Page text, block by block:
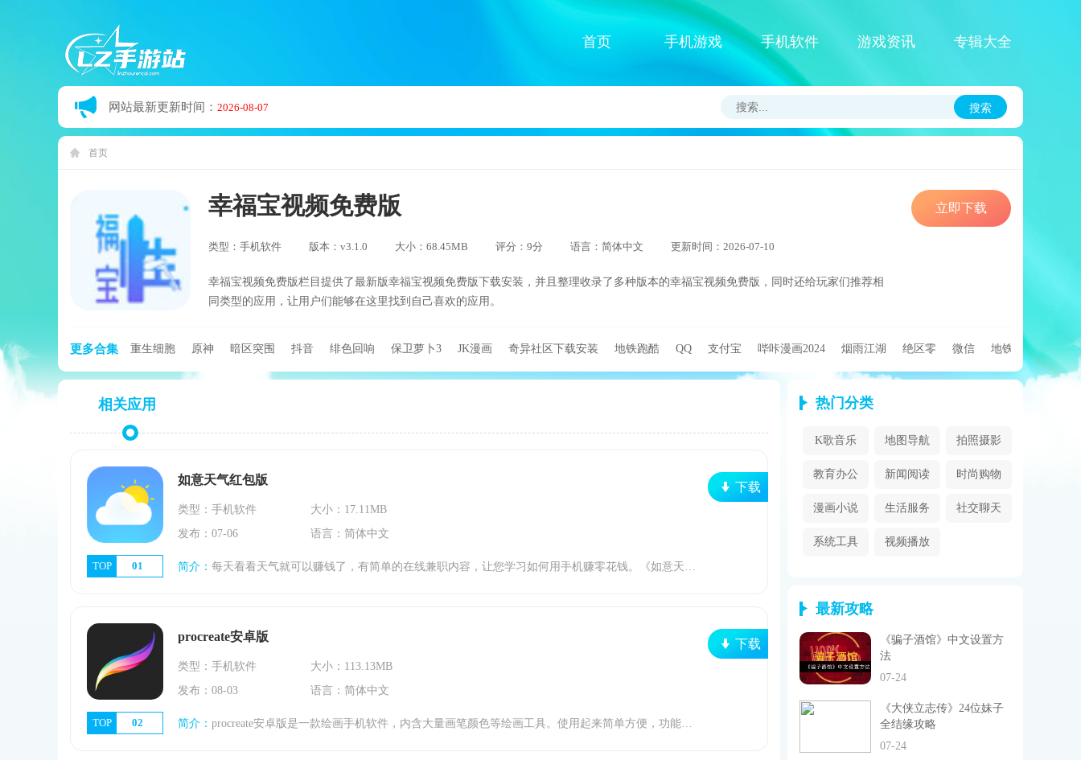
首页 手机游戏 手机软件 游戏资讯 专辑大全
网站最新更新时间： 2026-08-07 搜索
首页
幸福宝视频免费版
类型：手机软件 版本：v3.1.0 大小：68.45MB 评分：9分 语言：简体中文 更新时间：2026-07-10
幸福宝视频免费版栏目提供了最新版幸福宝视频免费版下载安装，并且整理收录了多种版本的幸福宝视频免费版，同时还给玩家们推荐相
同类型的应用，让用户们能够在这里找到自己喜欢的应用。
立即下载
更多合集 重生细胞 原神 暗区突围 抖音 绯色回响 保卫萝卜3 JK漫画 奇异社区下载安装 地铁跑酷 QQ 支付宝 哔咔漫画2024 烟雨江湖 绝区零 微信 地铁逃生辅助器
相关应用
TOP 01
如意天气红包版
类型：手机软件
大小：17.11MB
发布：07-06
语言：简体中文
简介： 每天看看天气就可以赚钱了，有简单的在线兼职内容，让您学习如何用手机赚零花钱。《如意天气红包版》让您掌握最准确的天气数据；平台每天都会为您提供精准的天气预报。如意天气红包版介绍平台还为用户提供了黄历查询功能，您可以在这里查询黄历信息，让您可以了解每天的黄历内容，以后选择吉日就会非常方便了；还有各种养生资讯，让您学习健康的生活方式，让您的身体变得更健康。如意天气红包版特色非常实用又有趣的APP。支持全国约3千多个地点的天气查询和预报服务，采用专业机构数据，天气预报信息准
下载
TOP 02
procreate安卓版
类型：手机软件
大小：113.13MB
发布：08-03
语言：简体中文
简介： procreate安卓版是一款绘画手机软件，内含大量画笔颜色等绘画工具。使用起来简单方便，功能强大，可以帮你完成插画素描等。喜欢的朋友赶紧下载体验吧！使用三个手指，您可以隐藏和显示界面，清理图层，撤消或重做，以及剪切复制或粘贴。感兴趣的小伙伴赶快下载最新的软件版本吧。软件特点1、使用两个手指旋转画廊中的作品。2、使用快速响应涂抹工具与库中的任何画笔完美混合颜色。3、如果你可以在这里自由创作画布和绘画。4、你可以用你的想象力创作出高质量的作品。软件风格1、透明度支
下载
热门分类
K歌音乐 地图导航 拍照摄影
教育办公 新闻阅读 时尚购物
漫画小说 生活服务 社交聊天
系统工具 视频播放
最新攻略
《骗子酒馆》中文设置方
法
07-24
《大侠立志传》24位妹子
全结缘攻略
07-24